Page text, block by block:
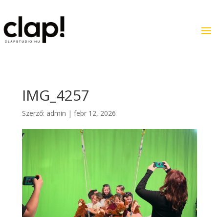
IMG_4257
Szerző: admin | febr 12, 2026